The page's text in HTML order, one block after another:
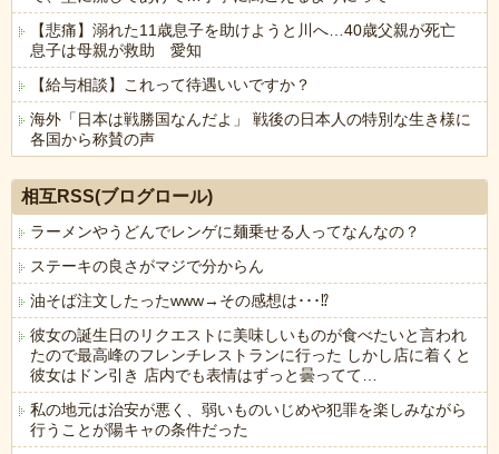
【悲痛】溺れた11歳息子を助けようと川へ…40歳父親が死亡
息子は母親が救助 愛知
【給与相談】これって待遇いいですか？
海外「日本は戦勝国なんだよ」 戦後の日本人の特別な生き様に
各国から称賛の声
相互RSS(ブログロール)
ラーメンやうどんでレンゲに麺乗せる人ってなんなの？
ステーキの良さがマジで分からん
油そば注文したったwww→その感想は･･･⁉
彼女の誕生日のリクエストに美味しいものが食べたいと言われ
たので最高峰のフレンチレストランに行った しかし店に着くと
彼女はドン引き 店内でも表情はずっと曇ってて…
私の地元は治安が悪く、弱いものいじめや犯罪を楽しみながら
行うことが陽キャの条件だった